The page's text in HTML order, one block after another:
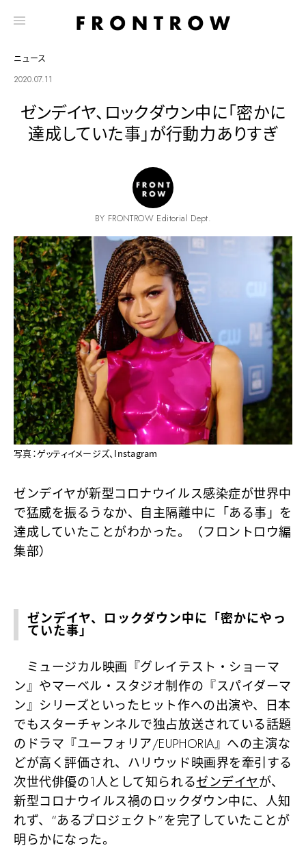
ニュース
2020.07.11
ゼンデイヤ、ロックダウン中に「密かに
達成していた事」が行動力ありすぎ
BY FRONTROW Editorial Dept.
写真：ゲッティイメージズ、Instagram
ゼンデイヤが新型コロナウイルス感染症が世界中
で猛威を振るうなか、自主隔離中に「ある事」を
達成していたことがわかった。（フロントロウ編
集部）
ゼンデイヤ、ロックダウン中に「密かにやっ
ていた事」
ミュージカル映画『グレイテスト・ショーマ
ン』やマーベル・スタジオ制作の『スパイダーマ
ン』シリーズといったヒット作への出演や、日本
でもスターチャンネルで独占放送されている話題
のドラマ『ユーフォリア/EUPHORIA』への主演な
どが高く評価され、ハリウッド映画界を牽引する
次世代俳優の1人として知られるゼンデイヤが、
新型コロナウイルス禍のロックダウン中に、人知
れず、“あるプロジェクト”を完了していたことが
明らかになった。